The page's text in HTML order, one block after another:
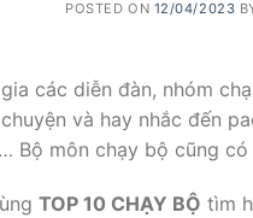
POSTED ON 12/04/2023
các diễn đàn, nhóm
và hay nhắc đến
Bộ môn chạy bộ cũng có
TOP 10 CHẠY BỘ tìm